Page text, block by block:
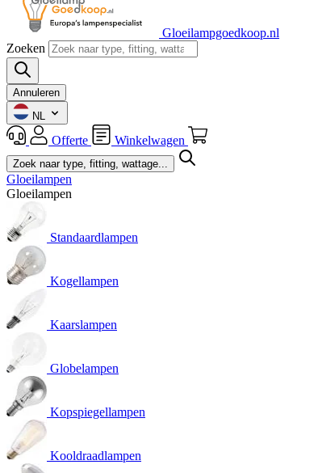
Gloeilampgoedkoop.nl
Zoeken
Annuleren
NL
Offerte Winkelwagen
Gloeilampen
Gloeilampen
Standaardlampen
Kogellampen
Kaarslampen
Globelampen
Kopspiegellampen
Kooldraadlampen